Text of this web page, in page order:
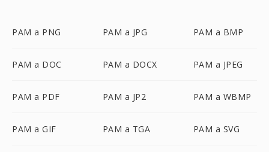
PAM a PNG PAM a JPG PAM a BMP
PAM a DOC PAM a DOCX PAM a JPEG
PAM a PDF PAM a JP2 PAM a WBMP
PAM a GIF PAM a TGA PAM a SVG